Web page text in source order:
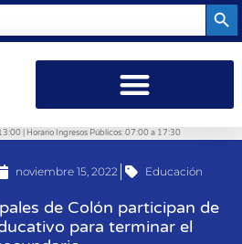
| Horario Ingresos Públicos: 07:00 a 17:30
noviembre 15, 2022 Educación
de Colón participan de
para terminar el